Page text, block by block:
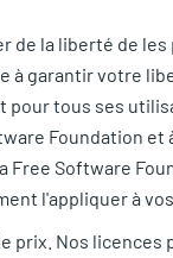
de la liberté de
à garantir votre
pour tous ses
Foundation
Free Software
l'appliquer à
prix. Nos licences